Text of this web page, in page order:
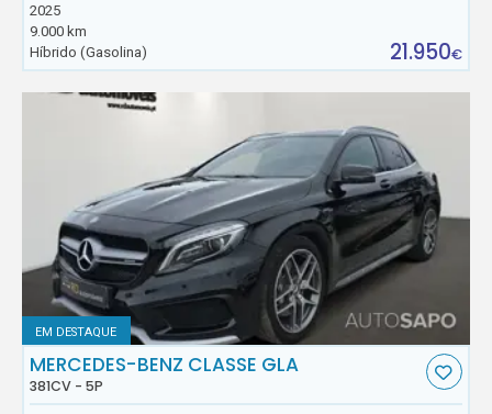
2025
9.000 km
Híbrido (Gasolina)
21.950€
EM DESTAQUE
MERCEDES-BENZ CLASSE GLA
381CV - 5P